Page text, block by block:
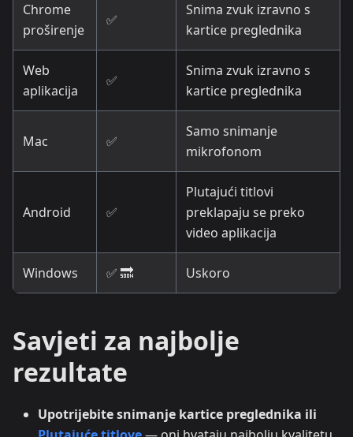
Chrome
proširenje
✅
Snima zvuk izravno s
kartice preglednika
Web
aplikacija
✅
Snima zvuk izravno s
kartice preglednika
Mac ✅
Samo snimanje
mikrofonom
Android ✅
Plutajući titlovi
preklapaju se preko
video aplikacija
Windows ✅ 🔜 Uskoro
Savjeti za najbolje
rezultate
Upotrijebite snimanje kartice preglednika ili